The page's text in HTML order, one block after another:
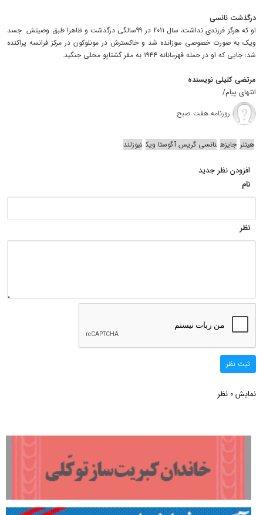
درگذشت نانسی
او که هرگز فرزندی نداشت، سال 2011 در 99سالگی درگذشت و ظاهرا طبق وصیتش ‌ جسد
ویک به صورت خصوصی سوزانده شد و خاکسترش ‌در مونلوکون در مرکز فرانسه پراکنده
شد؛ جایی که او در حمله قهرمانانه ۱۹۴۴ به مقر گشتاپو محلی جنگید.
مرتضی کلیلی نویسنده
انتهای پیام/
روزنامه هفت صبح
هیتلر جایزه نانسی گریس آگوستا ویک نیوزلند
افزودن نظر جدید
نام
نظر
ثبت نظر
نمایش 0 نظر